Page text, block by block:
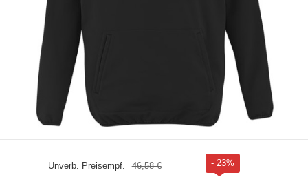
Unverb. Preisempf. 46,58 € - 23%